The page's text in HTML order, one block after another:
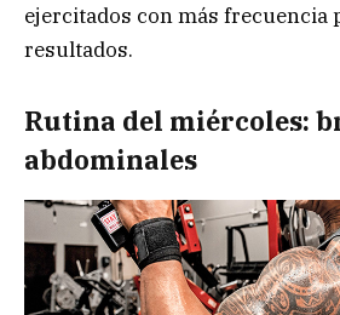
ejercitados con más frecuencia
resultados.
Rutina del miércoles:
abdominales